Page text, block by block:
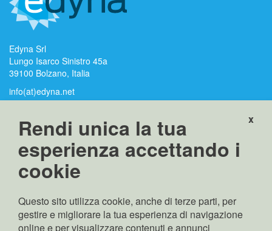
Edyna Srl
Lungo Isarco Sinistro 45a
39100 Bolzano, Italia
info(at)edyna.net
edyna(at)pec.edyna.net
Nr. iscrizione RI
Bolzano: 02689370217
Capitale sociale:
Rappresentante legale:
Pierpaolo Zamunaro
Rendi unica la tua
esperienza accettando i
cookie
Questo sito utilizza cookie, anche di terze parti, per
gestire e migliorare la tua esperienza di navigazione
online e per visualizzare contenuti e annunci
x